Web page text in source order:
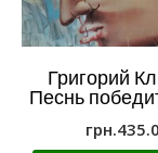
Григорий
Песнь
грн.